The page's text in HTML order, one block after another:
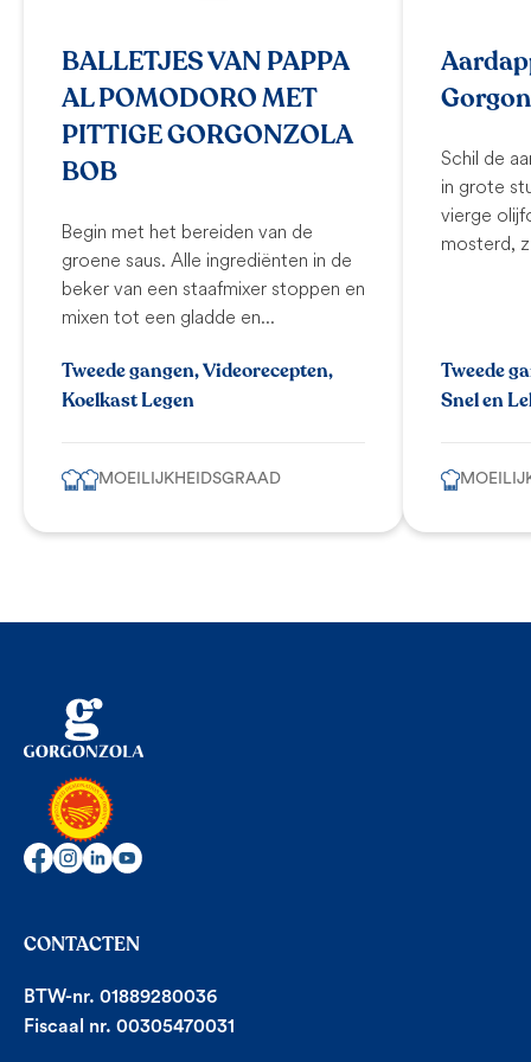
BALLETJES VAN PAPPA
AL POMODORO MET
PITTIGE GORGONZOLA
BOB
Begin met het bereiden van de
groene saus. Alle ingrediënten in de
beker van een staafmixer stoppen en
mixen tot een gladde en...
Tweede gangen, Videorecepten,
Koelkast Legen
MOEILIJKHEIDSGRAAD
Schil de
in grote
vierge
mosterd,
Tweede
Snel en
CONTACTEN
BTW-nr. 01889280036
Fiscaal nr. 00305470031